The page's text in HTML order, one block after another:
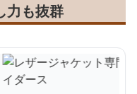
力も抜群